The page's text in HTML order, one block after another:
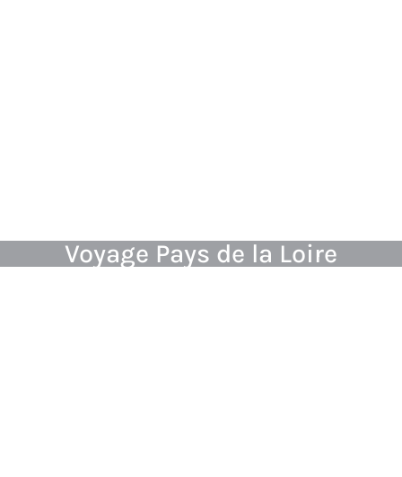
Voyage Pays de la Loire